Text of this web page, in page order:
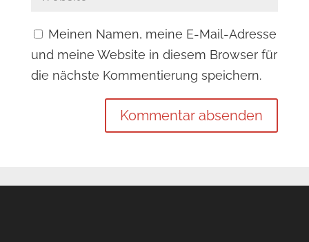
Meinen Namen, meine E-Mail-Adresse
und meine Website in diesem Browser für
die nächste Kommentierung speichern.